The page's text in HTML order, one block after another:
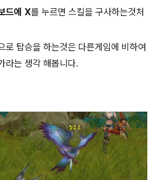
드에 X를 누르면 스킬을 구사하는것처
로 탑승을 하는것은 다른게임에 비하여
라는 생각 해봅니다.